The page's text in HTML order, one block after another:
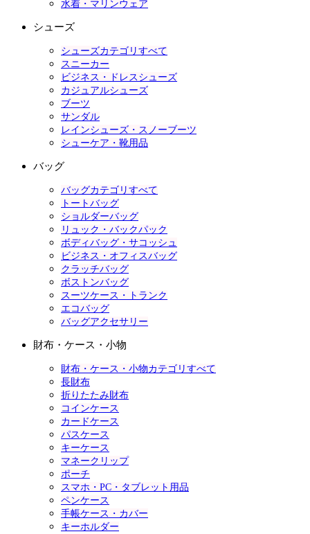
水着・マリンウェア
シューズ
シューズカテゴリすべて
スニーカー
ビジネス・ドレスシューズ
カジュアルシューズ
ブーツ
サンダル
レインシューズ・スノーブーツ
シューケア・靴用品
バッグ
バッグカテゴリすべて
トートバッグ
ショルダーバッグ
リュック・バックパック
ボディバッグ・サコッシュ
ビジネス・オフィスバッグ
クラッチバッグ
ボストンバッグ
スーツケース・トランク
エコバッグ
バッグアクセサリー
財布・ケース・小物
財布・ケース・小物カテゴリすべて
長財布
折りたたみ財布
コインケース
カードケース
パスケース
キーケース
マネークリップ
ポーチ
スマホ・PC・タブレット用品
ペンケース
手帳ケース・カバー
キーホルダー